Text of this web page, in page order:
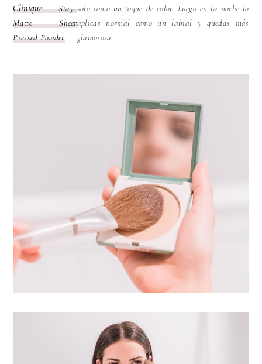
solo como un toque de color. Luego en la noche lo
aplicas normal como un labial y quedas más
glamorosa.
CliniqueStay-
Matte Sheer
Pressed Powder